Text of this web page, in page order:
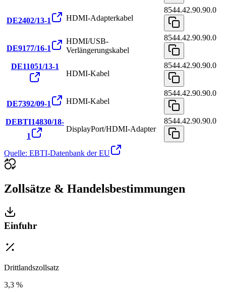
DE2402/13-1 HDMI-Adapterkabel
8544.42.90.90.0
DE9177/16-1
HDMI/USB-
Verlängerungskabel
8544.42.90.90.0
DE11051/13-1
HDMI-Kabel
8544.42.90.90.0
DE7392/09-1 HDMI-Kabel
8544.42.90.90.0
DEBTI14830/18-
1
DisplayPort/HDMI-Adapter
8544.42.90.90.0
Quelle: EBTI-Datenbank der EU
Zollsätze & Handelsbestimmungen
Einfuhr
Drittlandszollsatz
3,3 %